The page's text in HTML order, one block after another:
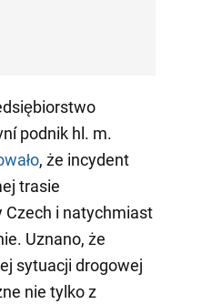
podnik hl. m.
, że incydent
trasie
i natychmiast
Uznano, że
sytuacji drogowej
nie tylko z